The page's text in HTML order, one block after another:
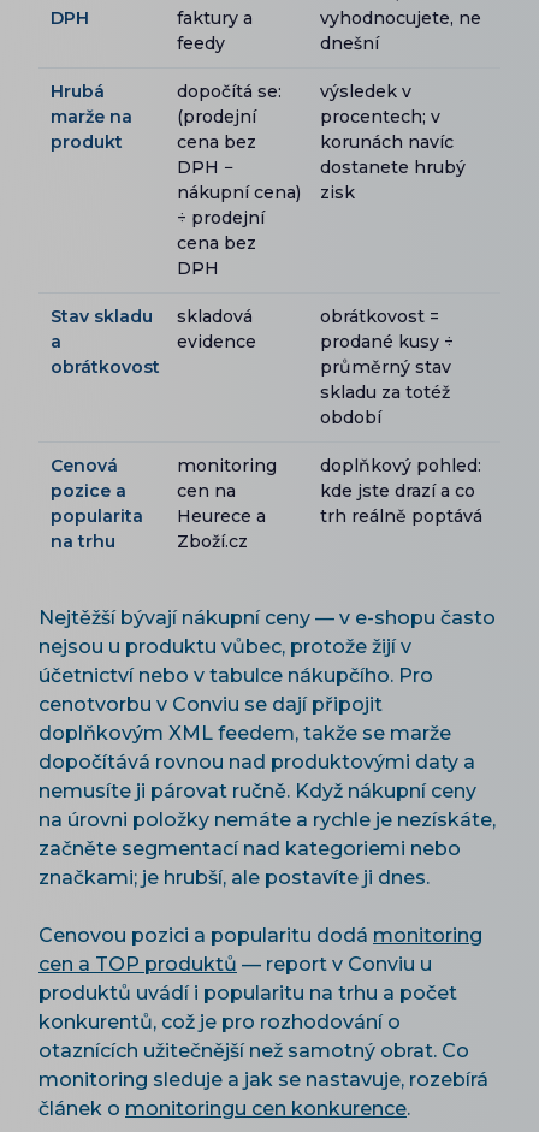
DPH
faktury a
feedy
vyhodnocujete, ne
dnešní
Hrubá
marže na
produkt
dopočítá se:
(prodejní
cena bez
DPH −
nákupní cena)
÷ prodejní
cena bez
DPH
výsledek v
procentech; v
korunách navíc
dostanete hrubý
zisk
Stav skladu
a
obrátkovost
skladová
evidence
obrátkovost =
prodané kusy ÷
průměrný stav
skladu za totéž
období
Cenová
pozice a
popularita
na trhu
monitoring
cen na
Heurece a
Zboží.cz
doplňkový pohled:
kde jste drazí a co
trh reálně poptává
Nejtěžší bývají nákupní ceny — v e-shopu často
nejsou u produktu vůbec, protože žijí v
účetnictví nebo v tabulce nákupčího. Pro
cenotvorbu v Conviu se dají připojit
doplňkovým XML feedem, takže se marže
dopočítává rovnou nad produktovými daty a
nemusíte ji párovat ručně. Když nákupní ceny
na úrovni položky nemáte a rychle je nezískáte,
začněte segmentací nad kategoriemi nebo
značkami; je hrubší, ale postavíte ji dnes.
Cenovou pozici a popularitu dodá monitoring
cen a TOP produktů — report v Conviu u
produktů uvádí i popularitu na trhu a počet
konkurentů, což je pro rozhodování o
otaznících užitečnější než samotný obrat. Co
monitoring sleduje a jak se nastavuje, rozebírá
článek o monitoringu cen konkurence.